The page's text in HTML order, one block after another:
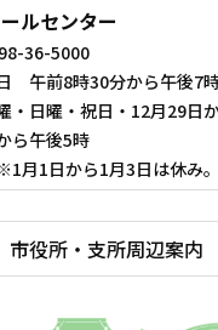
ルセンター
36-5000
午前8時30分から午後7
・日曜・祝日・12月29
ら午後5時
※1月1日から1月3日は休み。
市役所・支所周辺案内